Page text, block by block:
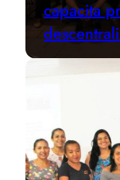
capacita